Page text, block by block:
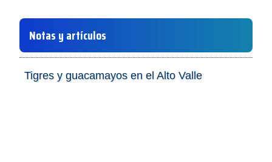
Notas y artículos
Tigres y guacamayos en el Alto Valle